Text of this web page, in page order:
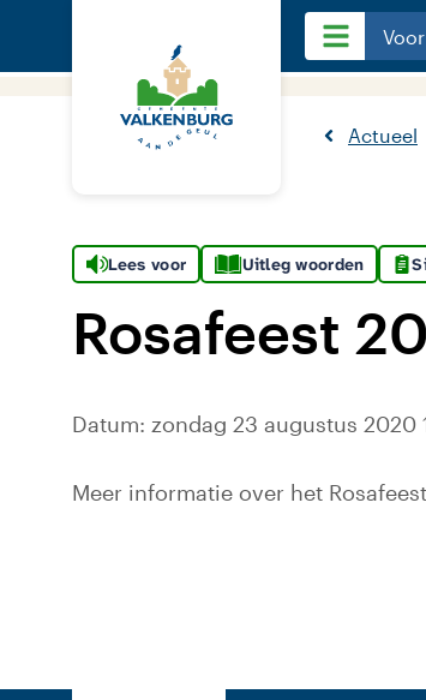
Actueel
Lees voor Uitleg woorden
Rosafeest
Datum: zondag 23 augustus 2020
Meer informatie over het